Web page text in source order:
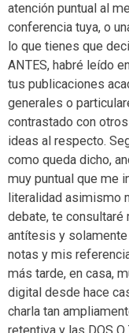
atención puntual al
conferencia tuya, o
lo que tienes que
ANTES, habré leído
tus publicaciones
generales o
contrastado con
ideas al respecto.
como queda dicho,
muy puntual que me
literalidad asimismo
debate, te
antítesis y
notas y mis
más tarde, en casa,
digital desde hace
charla tan